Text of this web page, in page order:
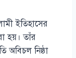
ইতিহাসের
হয়। তাঁর
অবিচল নিষ্ঠা